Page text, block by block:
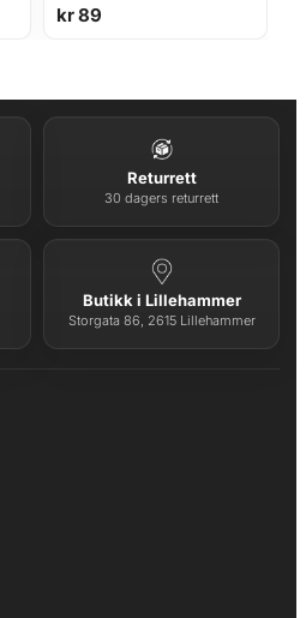
kr89
Returrett
30 dagers returrett
Butikk i Lillehammer
Storgata 86, 2615 Lillehammer